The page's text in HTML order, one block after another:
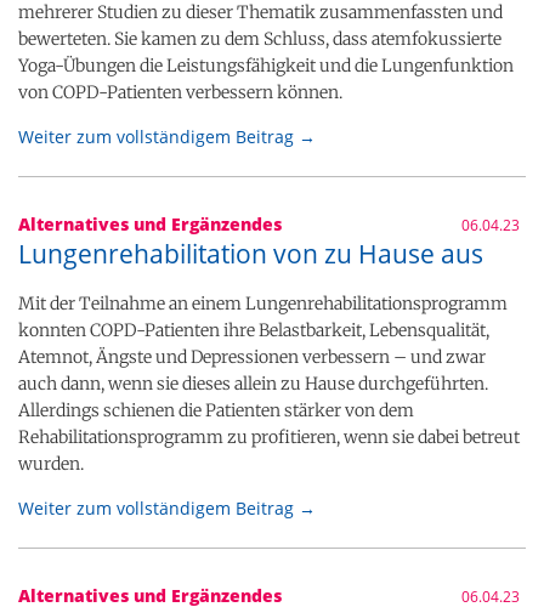
mehrerer Studien zu dieser Thematik zusammenfassten und
bewerteten. Sie kamen zu dem Schluss, dass atemfokussierte
Yoga-Übungen die Leistungsfähigkeit und die Lungenfunktion
von COPD-Patienten verbessern können.
Weiter zum vollständigem Beitrag →
Alternatives und Ergänzendes 06.04.23
Lungenrehabilitation von zu Hause aus
Mit der Teilnahme an einem Lungenrehabilitationsprogramm
konnten COPD-Patienten ihre Belastbarkeit, Lebensqualität,
Atemnot, Ängste und Depressionen verbessern – und zwar
auch dann, wenn sie dieses allein zu Hause durchgeführten.
Allerdings schienen die Patienten stärker von dem
Rehabilitationsprogramm zu profitieren, wenn sie dabei betreut
wurden.
Weiter zum vollständigem Beitrag →
Alternatives und Ergänzendes 06.04.23